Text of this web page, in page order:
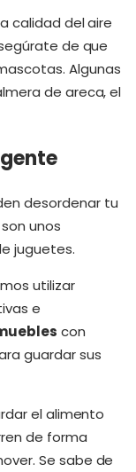
calidad del aire
de que
Algunas
de areca, el
desordenar tu
unos
juguetes.
utilizar
e
con
guardar sus
el alimento
de forma
Se sabe de